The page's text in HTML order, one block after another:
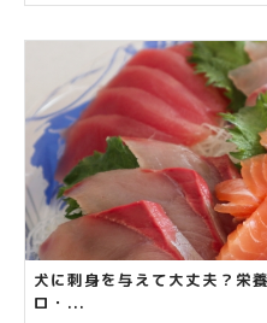
犬に刺身を与えて大丈夫？栄
ロ・...